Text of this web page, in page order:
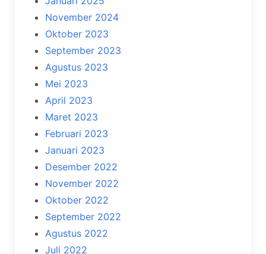
November 2024
Oktober 2023
September 2023
Agustus 2023
Mei 2023
April 2023
Maret 2023
Februari 2023
Januari 2023
Desember 2022
November 2022
Oktober 2022
September 2022
Agustus 2022
Juli 2022